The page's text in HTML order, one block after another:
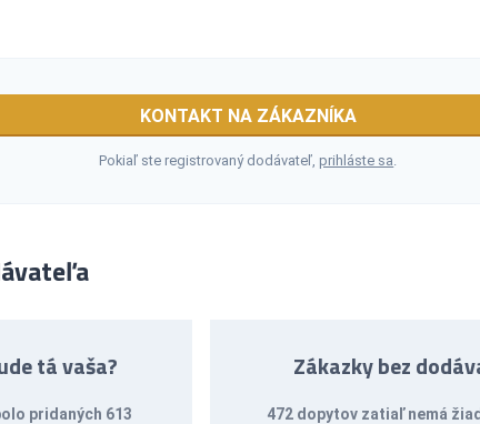
KONTAKT NA ZÁKAZNÍKA
Pokiaľ ste registrovaný dodávateľ,prihláste sa
tá vaša?
pridaných 613
Zákazky bez
472 dopytov zatiaľ nemá